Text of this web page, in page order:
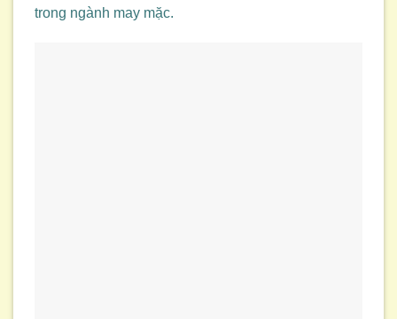
trong ngành may mặc.